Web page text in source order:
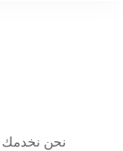
نحن نخدمك